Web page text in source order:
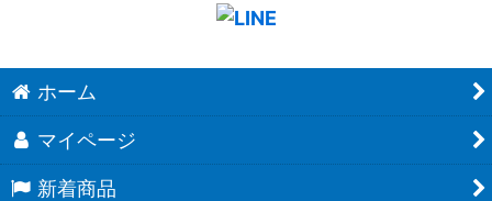
ホーム
マイページ
新着商品